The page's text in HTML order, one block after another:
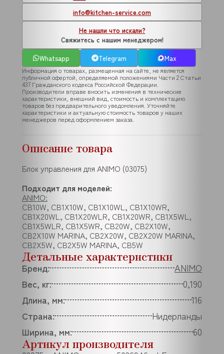
info@kitchen-service.com
Не нашли что искали?
Свяжитесь с нашим менеджером!
Whatsapp
Telegram Max
Информация о товарах, размещенная на сайте, не является
публичной офертой, определяемой положениями Части 2 Статьи
437 Гражданского кодекса Российской Федерации.
Производители вправе вносить изменения в технические
характеристики, внешний вид, стоимость и комплектацию
товаров без предварительного уведомления. Уточняйте
характеристики и актуальную стоимость товаров у наших
менеджеров перед оформлением заказа.
Описание товара
Блок управления для ANIMO (03075)
Подходит для моделей:
ANIMO:
CB10W, CB1X10W, CB1X10WL, CB1X10WR,
CB1X20WL, CB1X20WLR, CB1X20WR, CB1X5WL,
CB1X5WLR, CB1X5WR, CB20W, CB2X10W,
CB2X10W MARINA, CB2X20W, CB2X20W MARINA,
CB2X5W, CB2X5W MARINA, CB5W
Детальные характеристики
Бренд:
ANIMO
Вес, кг:
0,190
Длина, мм:
116
Страна:
Нидерланды
Ширина, мм:
60
Артикул производителя